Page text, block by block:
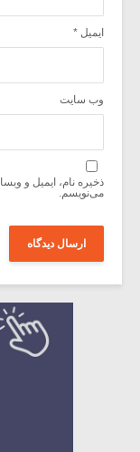
ایمیل *
وب‌ سایت
ذخیره نام، ایمیل و
می‌نویسم.